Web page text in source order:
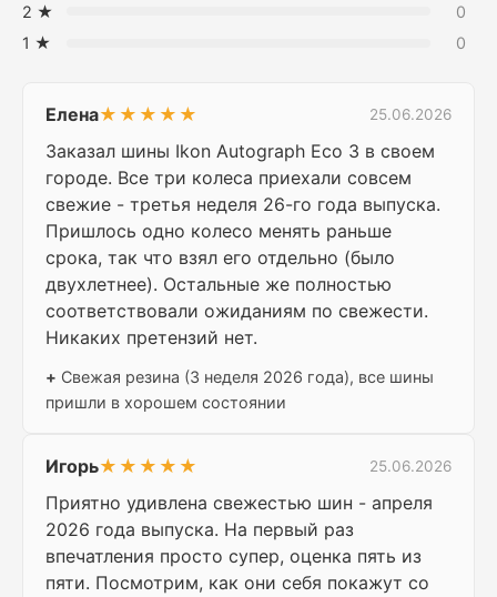
2 ★
0
1 ★
0
Елена★★★★★ 25.06.2026
Заказал шины Ikon Autograph Eco 3 в своем
городе. Все три колеса приехали совсем
свежие - третья неделя 26-го года выпуска.
Пришлось одно колесо менять раньше
срока, так что взял его отдельно (было
двухлетнее). Остальные же полностью
соответствовали ожиданиям по свежести.
Никаких претензий нет.
+ Свежая резина (3 неделя 2026 года), все шины
пришли в хорошем состоянии
Игорь★★★★★ 25.06.2026
Приятно удивлена свежестью шин - апреля
2026 года выпуска. На первый раз
впечатления просто супер, оценка пять из
пяти. Посмотрим, как они себя покажут со